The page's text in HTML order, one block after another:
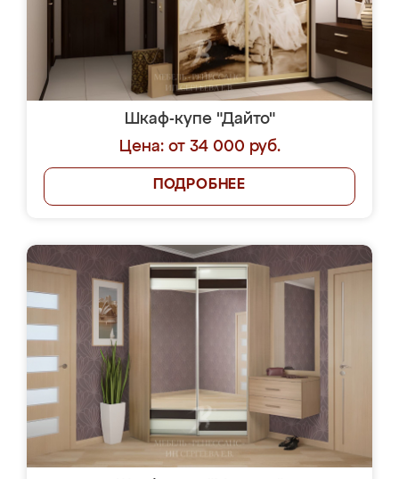
Шкаф-купе "Дайто"
Цена: от 34 000 руб.
ПОДРОБНЕЕ